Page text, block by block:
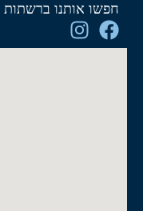
חפשו אותנו ברשתות